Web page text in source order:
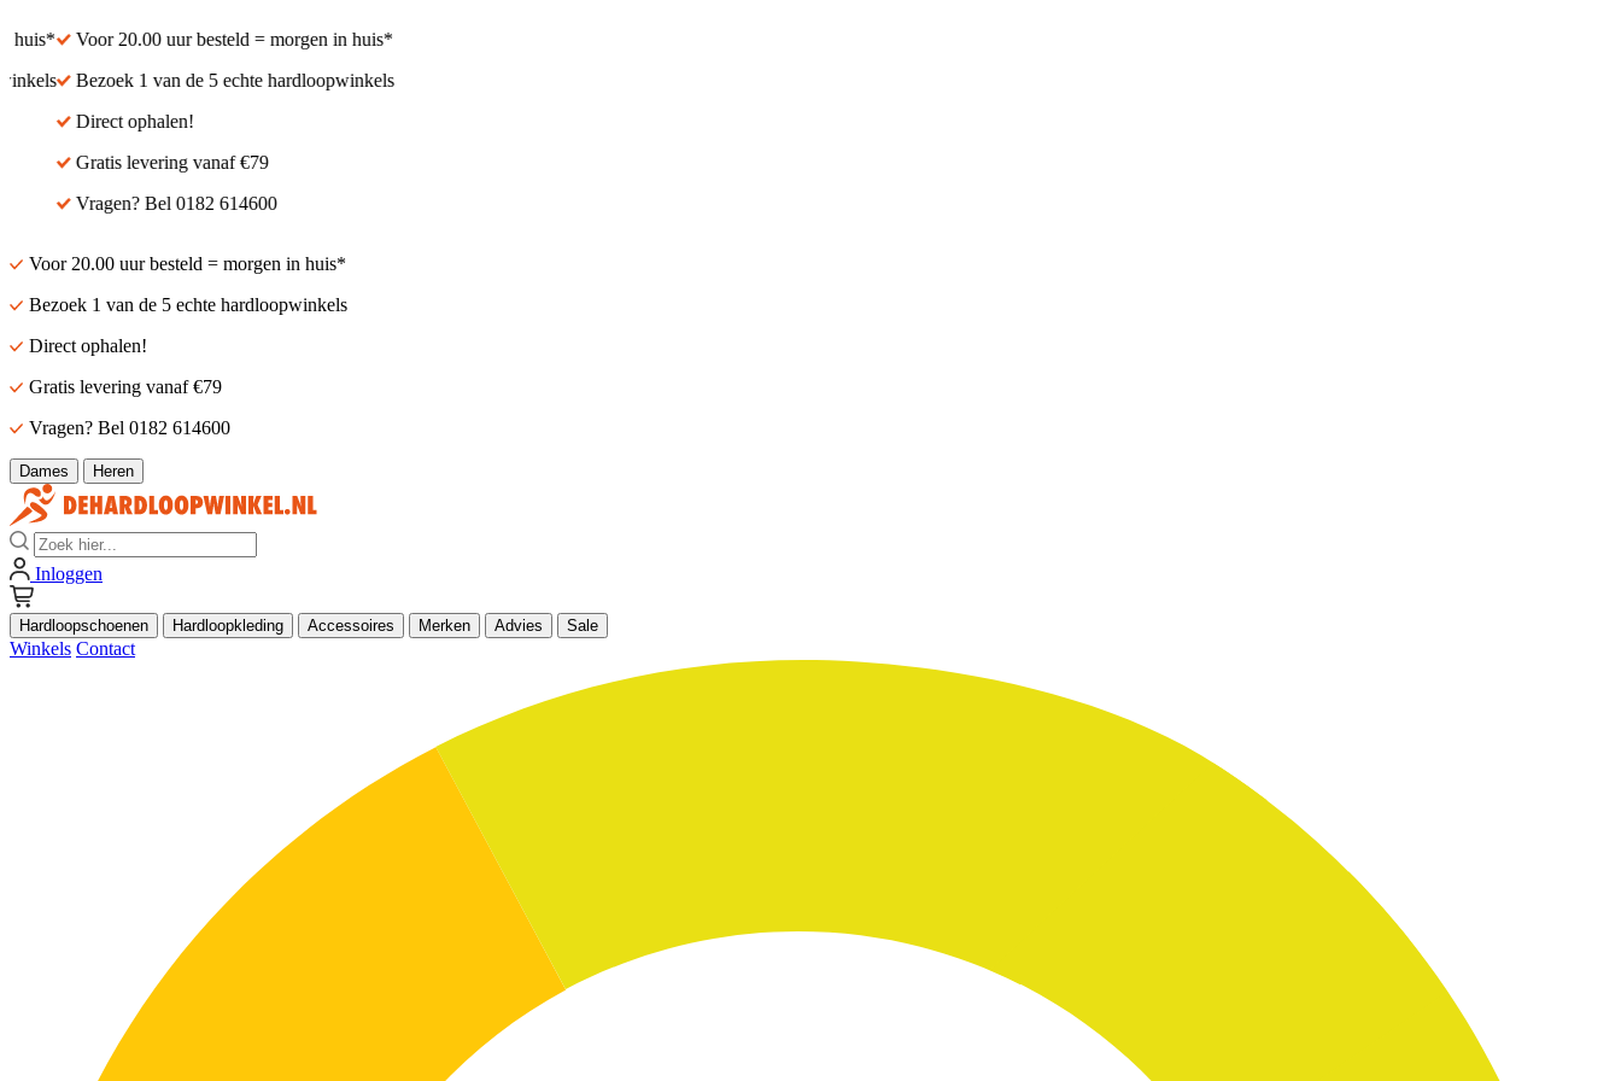
huis*
Voor 20.00 uur besteld = morgen in huis*
Bezoek 1 van de 5 echte hardloopwinkels
Direct ophalen!
Gratis levering vanaf €79
Vragen? Bel 0182 614600
Voor 20.00 uur besteld = morgen in huis*
Bezoek 1 van de 5 echte hardloopwinkels
Direct ophalen!
Gratis levering vanaf €79
Vragen? Bel 0182 614600
Dames Heren
Zoek
Inloggen
Hardloopschoenen Hardloopkleding Accessoires Merken Advies Sale
Winkels Contact